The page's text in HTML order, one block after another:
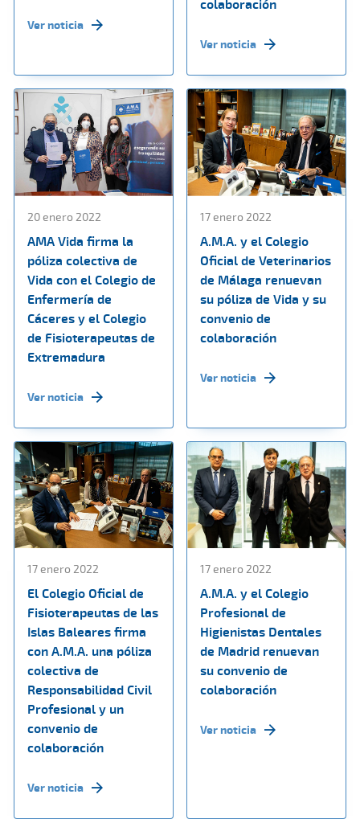
Ver noticia
colaboración
Ver noticia
20 enero 2022
AMA Vida firma la
póliza colectiva de
Vida con el Colegio de
Enfermería de
Cáceres y el Colegio
de Fisioterapeutas de
Extremadura
Ver noticia
17 enero 2022
A.M.A. y el Colegio
Oficial de Veterinarios
de Málaga renuevan
su póliza de Vida y su
convenio de
colaboración
Ver noticia
17 enero 2022
El Colegio Oficial de
Fisioterapeutas de las
Islas Baleares firma
con A.M.A. una póliza
colectiva de
Responsabilidad Civil
Profesional y un
convenio de
colaboración
Ver noticia
17 enero 2022
A.M.A. y el Colegio
Profesional de
Higienistas Dentales
de Madrid renuevan
su convenio de
colaboración
Ver noticia